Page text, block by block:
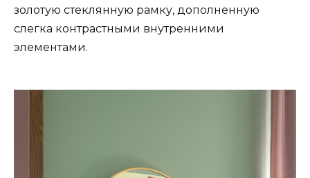
золотую стеклянную рамку, дополненную
слегка контрастными внутренними
элементами.